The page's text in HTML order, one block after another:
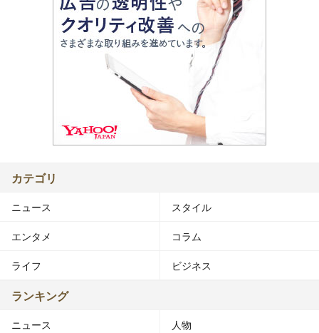
カテゴリ
ニュース スタイル
エンタメ コラム
ライフ ビジネス
ランキング
ニュース 人物